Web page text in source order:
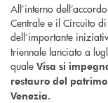
All’interno
Centrale e il Circuito
dell’importante
triennale lanciato a
quale Visa si
restauro del
Venezia.